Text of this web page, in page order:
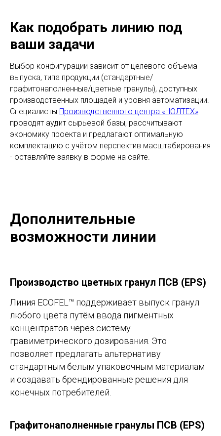
Как подобрать линию под
ваши задачи
Выбор конфигурации зависит от целевого объёма
выпуска, типа продукции (стандартные/
графитонаполненные/цветные гранулы), доступных
производственных площадей и уровня автоматизации.
Специалисты Производственного центра «НОЛТЕХ»
проводят аудит сырьевой базы, рассчитывают
экономику проекта и предлагают оптимальную
комплектацию с учётом перспектив масштабирования
- оставляйте заявку в форме на сайте.
Дополнительные
возможности линии
Производство цветных гранул ПСВ (EPS)
Линия ECOFEL™ поддерживает выпуск гранул
любого цвета путём ввода пигментных
концентратов через систему
гравиметрического дозирования. Это
позволяет предлагать альтернативу
стандартным белым упаковочным материалам
и создавать брендированные решения для
конечных потребителей.
Графитонаполненные гранулы ПСВ (EPS)